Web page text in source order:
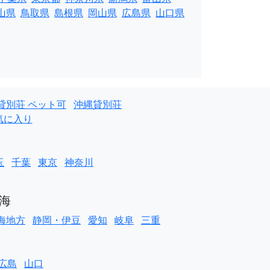
県 鳥取県 島根県 岡山県 広島県 山口県
別荘 ペット可 沖縄貸別荘
に入り
千葉 東京 神奈川
地方 静岡・伊豆 愛知 岐阜 三重
島 山口